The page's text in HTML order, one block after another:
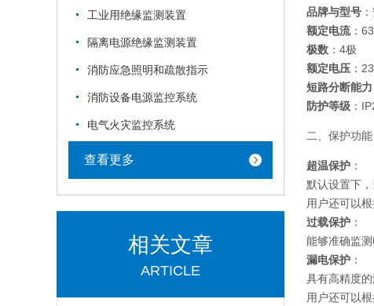
工业用绝缘监测装置
隔离电源绝缘监测装置
消防应急照明和疏散指示
消防设备电源监控系统
电气火灾监控系统
查看更多
相关文章
ARTICLE
品牌与型号
额定电流：
极数 ：4极
额定电压 ：
短路分断能力
防护等级 ：
二、保护功能
超温保护 ：
默认设置下
用户还可以
过载保护 ：
能够准确监
漏电保护 ：
具有高精度
用户还可以